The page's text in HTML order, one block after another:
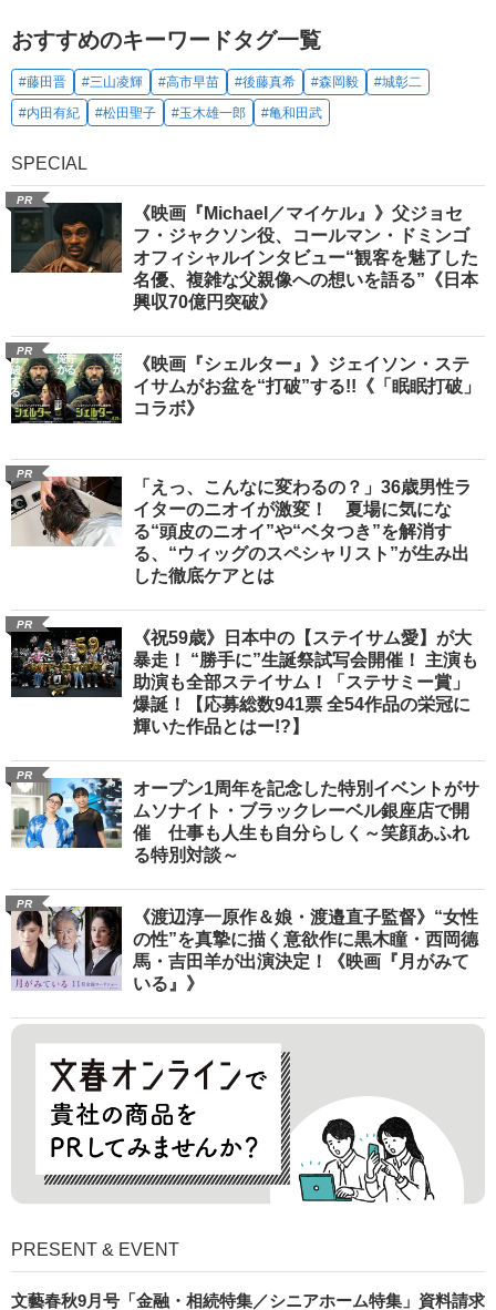
おすすめのキーワードタグ一覧
#藤田晋 #三山凌輝 #高市早苗 #後藤真希 #森岡毅
#城彰二
#内田有紀
#松田聖子 #玉木雄一郎 #亀和田武
SPECIAL
PR
《映画『Michael／マイケル』》父ジョセ
フ・ジャクソン役、コールマン・ドミンゴ
オフィシャルインタビュー“観客を魅了した
名優、複雑な父親像への想いを語る”《日本
興収70億円突破》
PR
《映画『シェルター』》ジェイソン・ステ
イサムがお盆を“打破”する!!《「眠眠打破」
コラボ》
PR
「えっ、こんなに変わるの？」36歳男性ラ
イターのニオイが激変！ 夏場に気にな
る“頭皮のニオイ”や“ベタつき”を解消す
る、“ウィッグのスペシャリスト”が生み出
した徹底ケアとは
PR
《祝59歳》日本中の【ステイサム愛】が大
暴走！ “勝手に”生誕祭試写会開催！ 主演も
助演も全部ステイサム！「ステサミー賞」
爆誕！【応募総数941票 全54作品の栄冠に
輝いた作品とはー!?】
PR
オープン1周年を記念した特別イベントがサ
ムソナイト・ブラックレーベル銀座店で開
催 仕事も人生も自分らしく～笑顔あふれ
る特別対談～
PR
《渡辺淳一原作＆娘・渡邉直子監督》“女性
の性”を真摯に描く意欲作に黒木瞳・西岡德
馬・吉田羊が出演決定！《映画『月がみて
いる』》
PRESENT & EVENT
文藝春秋9月号「金融・相続特集／シニアホーム特集」資料請求